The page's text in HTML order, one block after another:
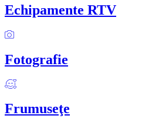
Echipamente RTV
Fotografie
Frumuseţe